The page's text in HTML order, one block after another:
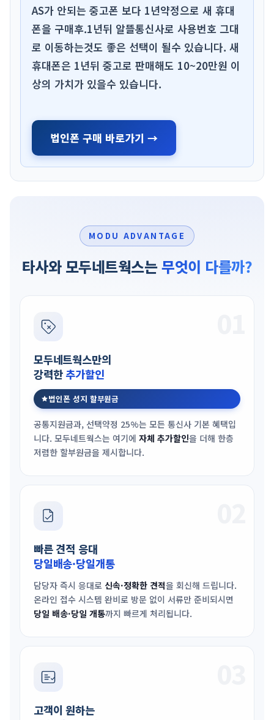
AS가 안되는 중고폰 보다 1년약정으로 새 휴대
폰을 구매후.1년뒤 알뜰통신사로 사용번호 그대
로 이동하는것도 좋은 선택이 될수 있습니다. 새
휴대폰은 1년뒤 중고로 판매해도 10~20만원 이
상의 가치가 있을수 있습니다.
법인폰 구매 바로가기 →
MODU ADVANTAGE
타사와 모두네트웍스는무엇이 다를까?
모두네트웍스만의
강력한 추가할인
법인폰 성지 할부원금
공통지원금과, 선택약정 25%는 모든 통신사 기본 혜택입
니다. 모두네트웍스는 여기에 자체 추가할인을 더해 한층
저렴한 할부원금을 제시합니다.
빠른 견적 응대
당일배송·당일개통
담당자 즉시 응대로 신속·정확한 견적을 회신해 드립니다.
온라인 접수 시스템 완비로 방문 없이 서류만 준비되시면
당일 배송·당일 개통까지 빠르게 처리됩니다.
고객이 원하는